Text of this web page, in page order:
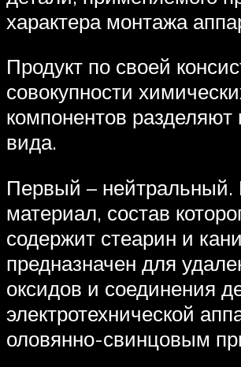
характера монтажа
Продукт по своей
совокупности
компонентов разделяют
вида.
Первый –
материал, состав
содержит стеарин и
предназначен для
оксидов и соединения
электротехнической
оловянно-свинцовым